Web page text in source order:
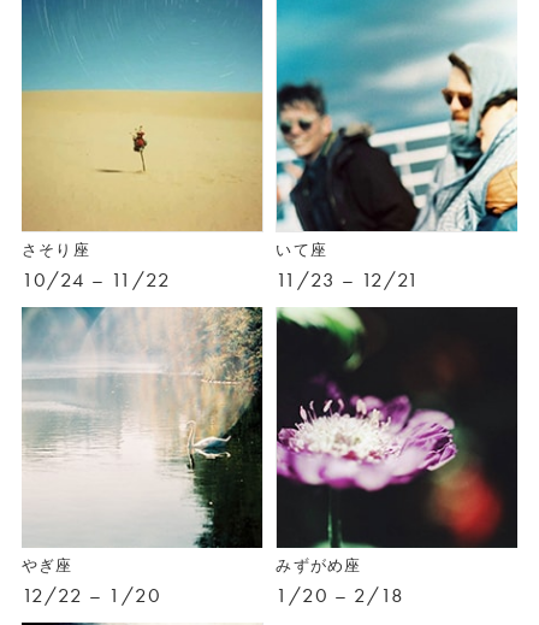
さそり座
10/24 – 11/22
いて座
11/23 – 12/21
やぎ座
12/22 – 1/20
みずがめ座
1/20 – 2/18